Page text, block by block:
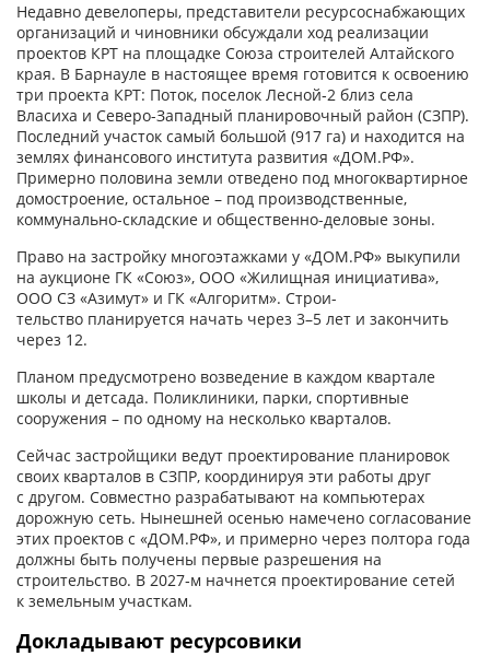
Недавно девелоперы, представители ресурсоснабжающих
организаций и чиновники обсуждали ход реализации
проектов КРТ на площадке Союза строителей Алтайского
края. В Барнауле в настоящее время готовится к освоению
три проекта КРТ: Поток, поселок Лесной‑2 близ села
Власиха и Северо-­Западный планировочный район (СЗПР).
Последний участок самый большой (917 га) и находится на
землях финансового института развития «ДОМ.РФ».
Примерно половина земли отведено под многоквартирное
домостроение, остальное – под производственные,
коммунально-­складские и общественно-­деловые зоны.
Право на застройку многоэтажками у «ДОМ.РФ» выкупили
на аукционе ГК «Союз», ООО «Жилищная инициатива»,
ООО СЗ «Азимут» и ГК «Алгоритм». Строи-
тельство планируется начать через 3–5 лет и закончить
через 12.
Планом предусмотрено возведение в каждом квартале
школы и детсада. Поликлиники, парки, спортивные
сооружения – по одному на несколько кварталов.
Сейчас застройщики ведут проектирование планировок
своих кварталов в СЗПР, координируя эти работы друг
с другом. Совместно разрабатывают на компьютерах
дорожную сеть. Нынешней осенью намечено согласование
этих проектов с «ДОМ.РФ», и примерно через полтора года
должны быть получены первые разрешения на
строительство. В 2027‑м начнется проектирование сетей
к земельным участкам.
Докладывают ресурсовики